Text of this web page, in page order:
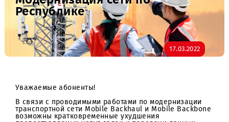
Модернизация сети по
Республике
Уважаемые абоненты!